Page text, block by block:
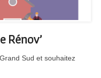
Rénov’
Sud et souhaitez